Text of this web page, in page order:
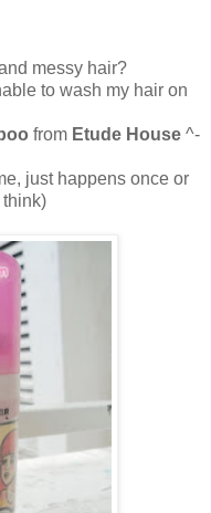
messy hair?
to wash my hair on
from Etude House ^-
just happens once or